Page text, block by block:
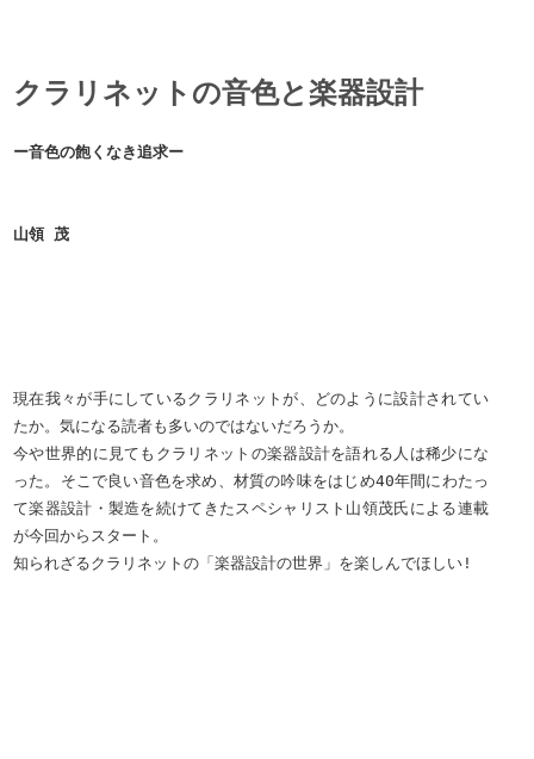
クラリネットの音色と楽器設計
ー音色の飽くなき追求ー
山領 茂
現在我々が手にしているクラリネットが、どのように設計されてい
たか。気になる読者も多いのではないだろうか。
今や世界的に見てもクラリネットの楽器設計を語れる人は稀少にな
った。そこで良い音色を求め、材質の吟味をはじめ40年間にわたっ
て楽器設計・製造を続けてきたスペシャリスト山領茂氏による連載
が今回からスタート。
知られざるクラリネットの「楽器設計の世界」を楽しんでほしい!